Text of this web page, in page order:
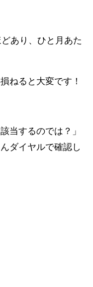
あり、ひと月あた
ねると大変です！
当するのでは？」
ダイヤルで確認し